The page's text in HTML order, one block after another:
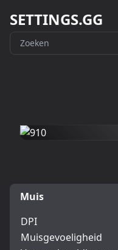
SETTINGS.GG
Muis
DPI
Muisgevoeligheid